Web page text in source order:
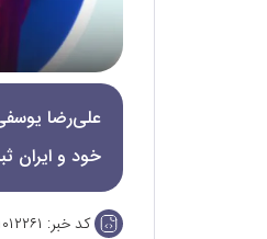
علی‌رضا
خود و ایران
کد خبر: